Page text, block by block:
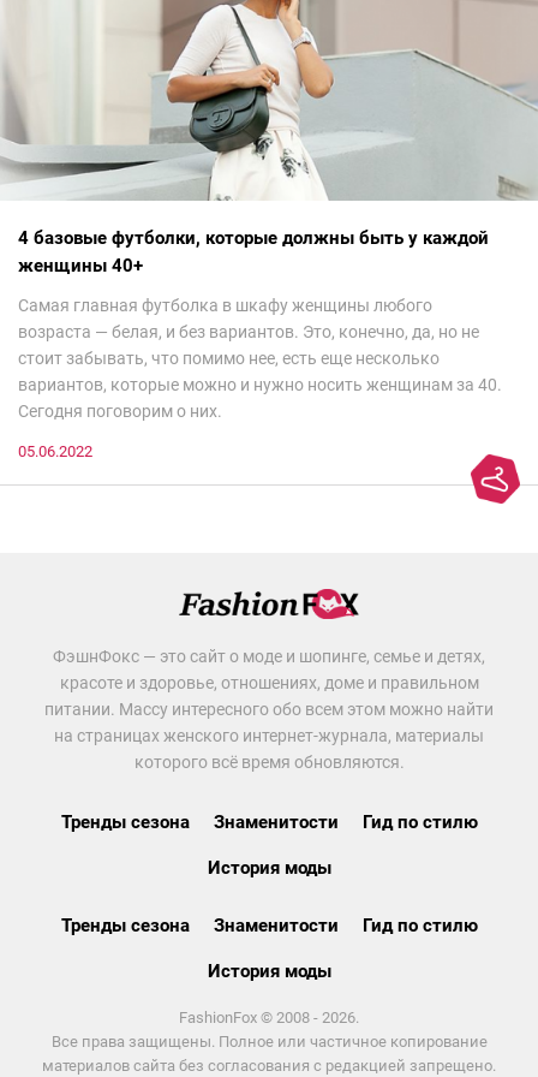
4 базовые футболки, которые должны быть у каждой
женщины 40+
Самая главная футболка в шкафу женщины любого
возраста — белая, и без вариантов. Это, конечно, да, но не
стоит забывать, что помимо нее, есть еще несколько
вариантов, которые можно и нужно носить женщинам за 40.
Сегодня поговорим о них.
05.06.2022
ФэшнФокс — это сайт о моде и шопинге, семье и детях,
красоте и здоровье, отношениях, доме и правильном
питании. Массу интересного обо всем этом можно найти
на страницах женского интернет-журнала, материалы
которого всё время обновляются.
Тренды сезона Знаменитости Гид по стилю
История моды
Тренды сезона Знаменитости Гид по стилю
История моды
FashionFox © 2008 - 2026.
Все права защищены. Полное или частичное копирование
материалов сайта без согласования с редакцией запрещено.